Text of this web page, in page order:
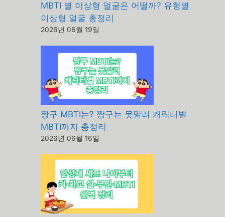
MBTI 별 이상형 얼굴은 어떨까? 유형별
이상형 얼굴 총정리
2026년 06월 19일
짱구 MBTI는? 짱구는 못말려 캐릭터별
MBTI까지 총정리
2026년 06월 16일